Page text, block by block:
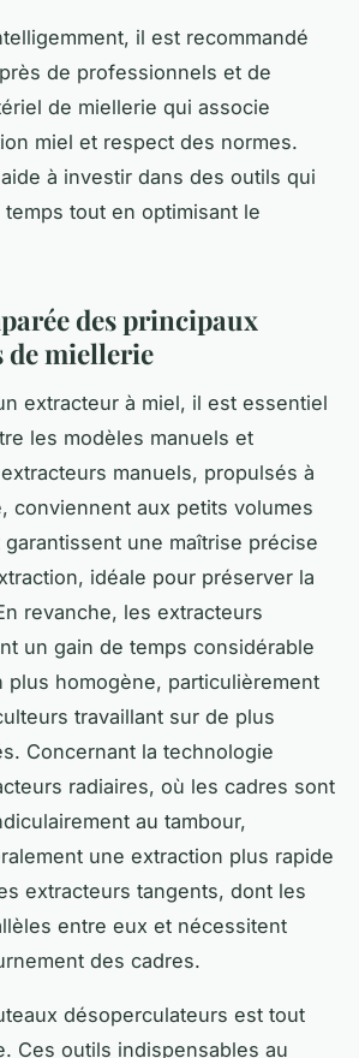
il est recommandé
de professionnels et de
de miellerie qui associe
miel et respect des normes.
à investir dans des outils qui
tout en optimisant le
des principaux
de miellerie
extracteur à miel, il est essentiel
les modèles manuels et
manuels, propulsés à
conviennent aux petits volumes
une maîtrise précise
idéale pour préserver la
revanche, les extracteurs
un gain de temps considérable
plus homogène, particulièrement
travaillant sur de plus
Concernant la technologie
radiaires, où les cadres sont
au tambour,
une extraction plus rapide
extracteurs tangents, dont les
entre eux et nécessitent
des cadres.
désoperculateurs est tout
Ces outils indispensables au